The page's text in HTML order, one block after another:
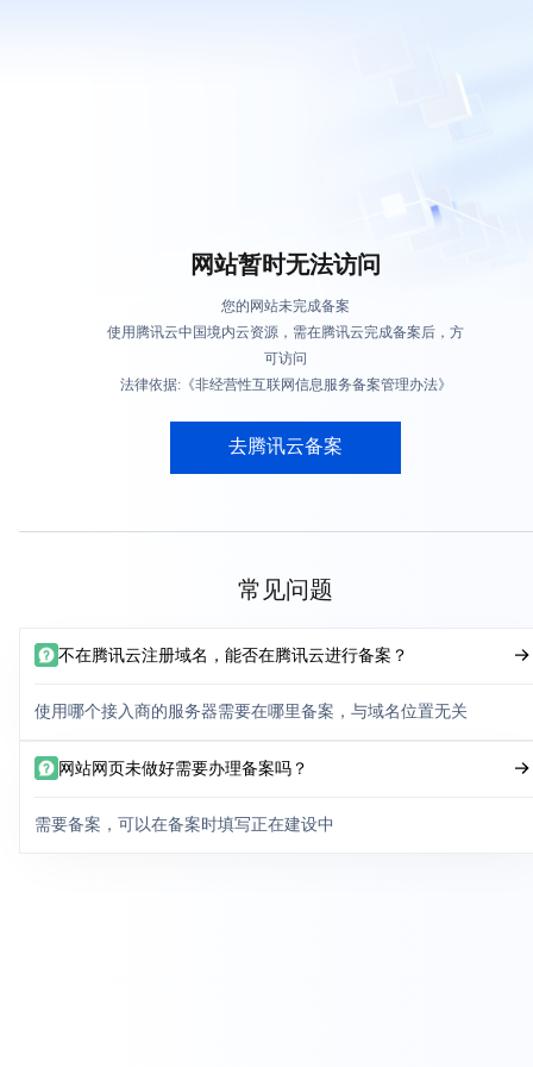
网站暂时无法访问
您的网站未完成备案
使用腾讯云中国境内云资源，需在腾讯云完成备案后，方
可访问
法律依据:《非经营性互联网信息服务备案管理办法》
去腾讯云备案
常见问题
不在腾讯云注册域名，能否在腾讯云进行备案？
使用哪个接入商的服务器需要在哪里备案，与域名位置无关
网站网页未做好需要办理备案吗？
需要备案，可以在备案时填写正在建设中